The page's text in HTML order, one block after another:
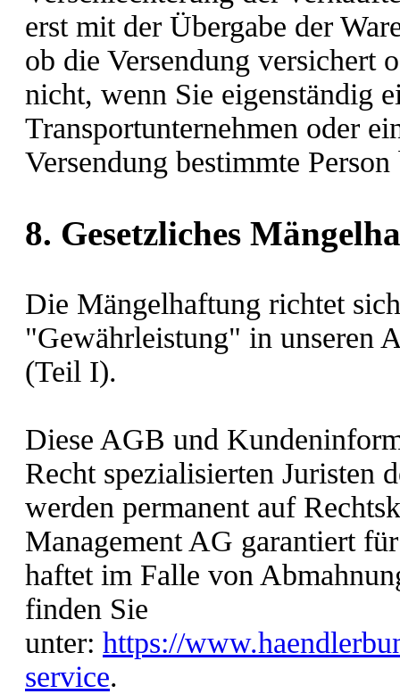
erst mit der Übergabe der
ob die Versendung versichert
nicht, wenn Sie eigenständig
Transportunternehmen oder
Versendung bestimmte
8. Gesetzliches
Die Mängelhaftung richtet
"Gewährleistung" in unseren
(Teil I).
Diese AGB und
Recht spezialisierten Juristen
werden permanent auf
Management AG garantiert
haftet im Falle von
finden Sie
unter: https://
service.